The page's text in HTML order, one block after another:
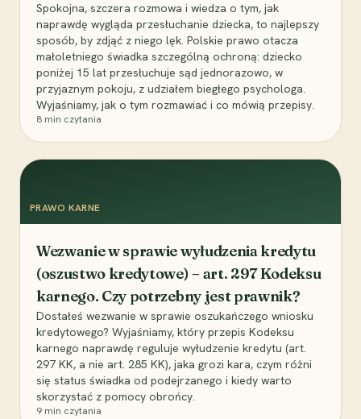
Spokojna, szczera rozmowa i wiedza o tym, jak
naprawdę wygląda przesłuchanie dziecka, to najlepszy
sposób, by zdjąć z niego lęk. Polskie prawo otacza
małoletniego świadka szczególną ochroną: dziecko
poniżej 15 lat przesłuchuje sąd jednorazowo, w
przyjaznym pokoju, z udziałem biegłego psychologa.
Wyjaśniamy, jak o tym rozmawiać i co mówią przepisy.
8 min czytania
PRAWO KARNE
Wezwanie w sprawie wyłudzenia kredytu
(oszustwo kredytowe) – art. 297 Kodeksu
karnego. Czy potrzebny jest prawnik?
Dostałeś wezwanie w sprawie oszukańczego wniosku
kredytowego? Wyjaśniamy, który przepis Kodeksu
karnego naprawdę reguluje wyłudzenie kredytu (art.
297 KK, a nie art. 285 KK), jaka grozi kara, czym różni
się status świadka od podejrzanego i kiedy warto
skorzystać z pomocy obrońcy.
9 min czytania